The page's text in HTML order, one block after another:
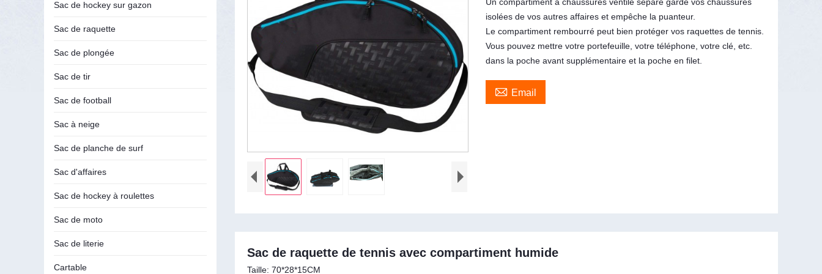
isolées de vos autres affaires et empêche la puanteur.
Le compartiment rembourré peut bien protéger vos raquettes de tennis.
Vous pouvez mettre votre portefeuille, votre téléphone, votre clé, etc.
dans la poche avant supplémentaire et la poche en filet.
 Email
Sac de raquette de tennis avec compartiment humide
Taille: 70*28*15CM
Sac de hockey sur gazon
Sac de raquette
Sac de plongée
Sac de tir
Sac de football
Sac à neige
Sac de planche de surf
Sac d'affaires
Sac de hockey à roulettes
Sac de moto
Sac de literie
Cartable